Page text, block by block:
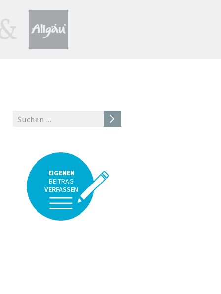
EIGENEN
BEITRAG
VERFASSEN